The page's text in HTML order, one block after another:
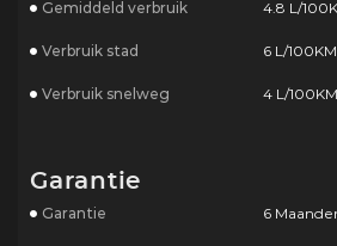
Gemiddeld verbruik 4.8 L/
Verbruik stad 6 L/100KM
Verbruik snelweg 4 L/100KM
Garantie
Garantie 6